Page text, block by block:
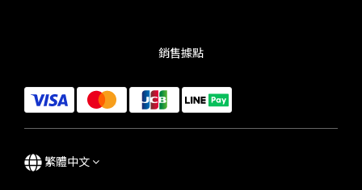
銷售據點
繁體中文